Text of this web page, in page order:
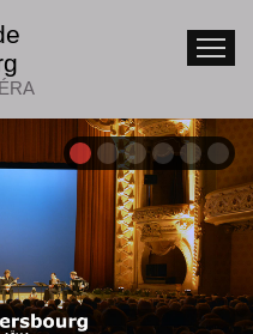
ACCUEIL INFOS